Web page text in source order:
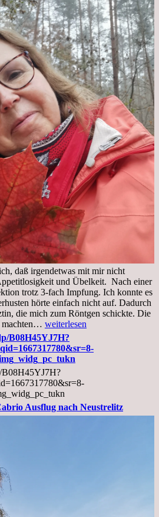
daß irgendetwas mit mir nicht
und Übelkeit. Nach einer
trotz 3-fach Impfung. Ich konnte es
hörte einfach nicht auf. Dadurch
die mich zum Röntgen schickte. Die
machten… Mittwoch,
02.11.2022,
Arztgespräch
und
Diagnose
Lebermetastasen
weiterlesen
B08H45YJ7H?
B08H45YJ7H?
Ausflug nach Neustrelitz